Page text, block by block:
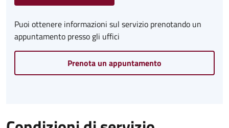
Puoi ottenere informazioni sul servizio prenotando un
appuntamento presso gli uffici
Prenota un appuntamento